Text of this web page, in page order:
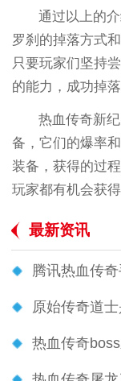
通过以上的
罗刹的掉落方式
只要玩家们坚持
的能力，成功掉
热血传奇新
备，它们的爆率
装备，获得的过
玩家都有机会获
最新资讯
腾讯热血传
原始传奇道
热血传奇